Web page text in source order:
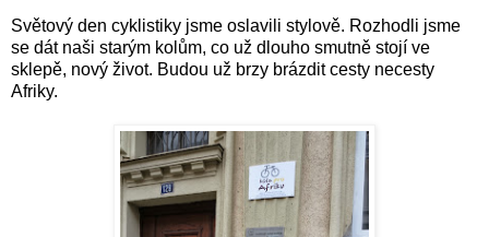
Světový den cyklistiky jsme oslavili stylově. Rozhodli jsme
se dát naši starým kolům, co už dlouho smutně stojí ve
sklepě, nový život. Budou už brzy brázdit cesty necesty
Afriky.